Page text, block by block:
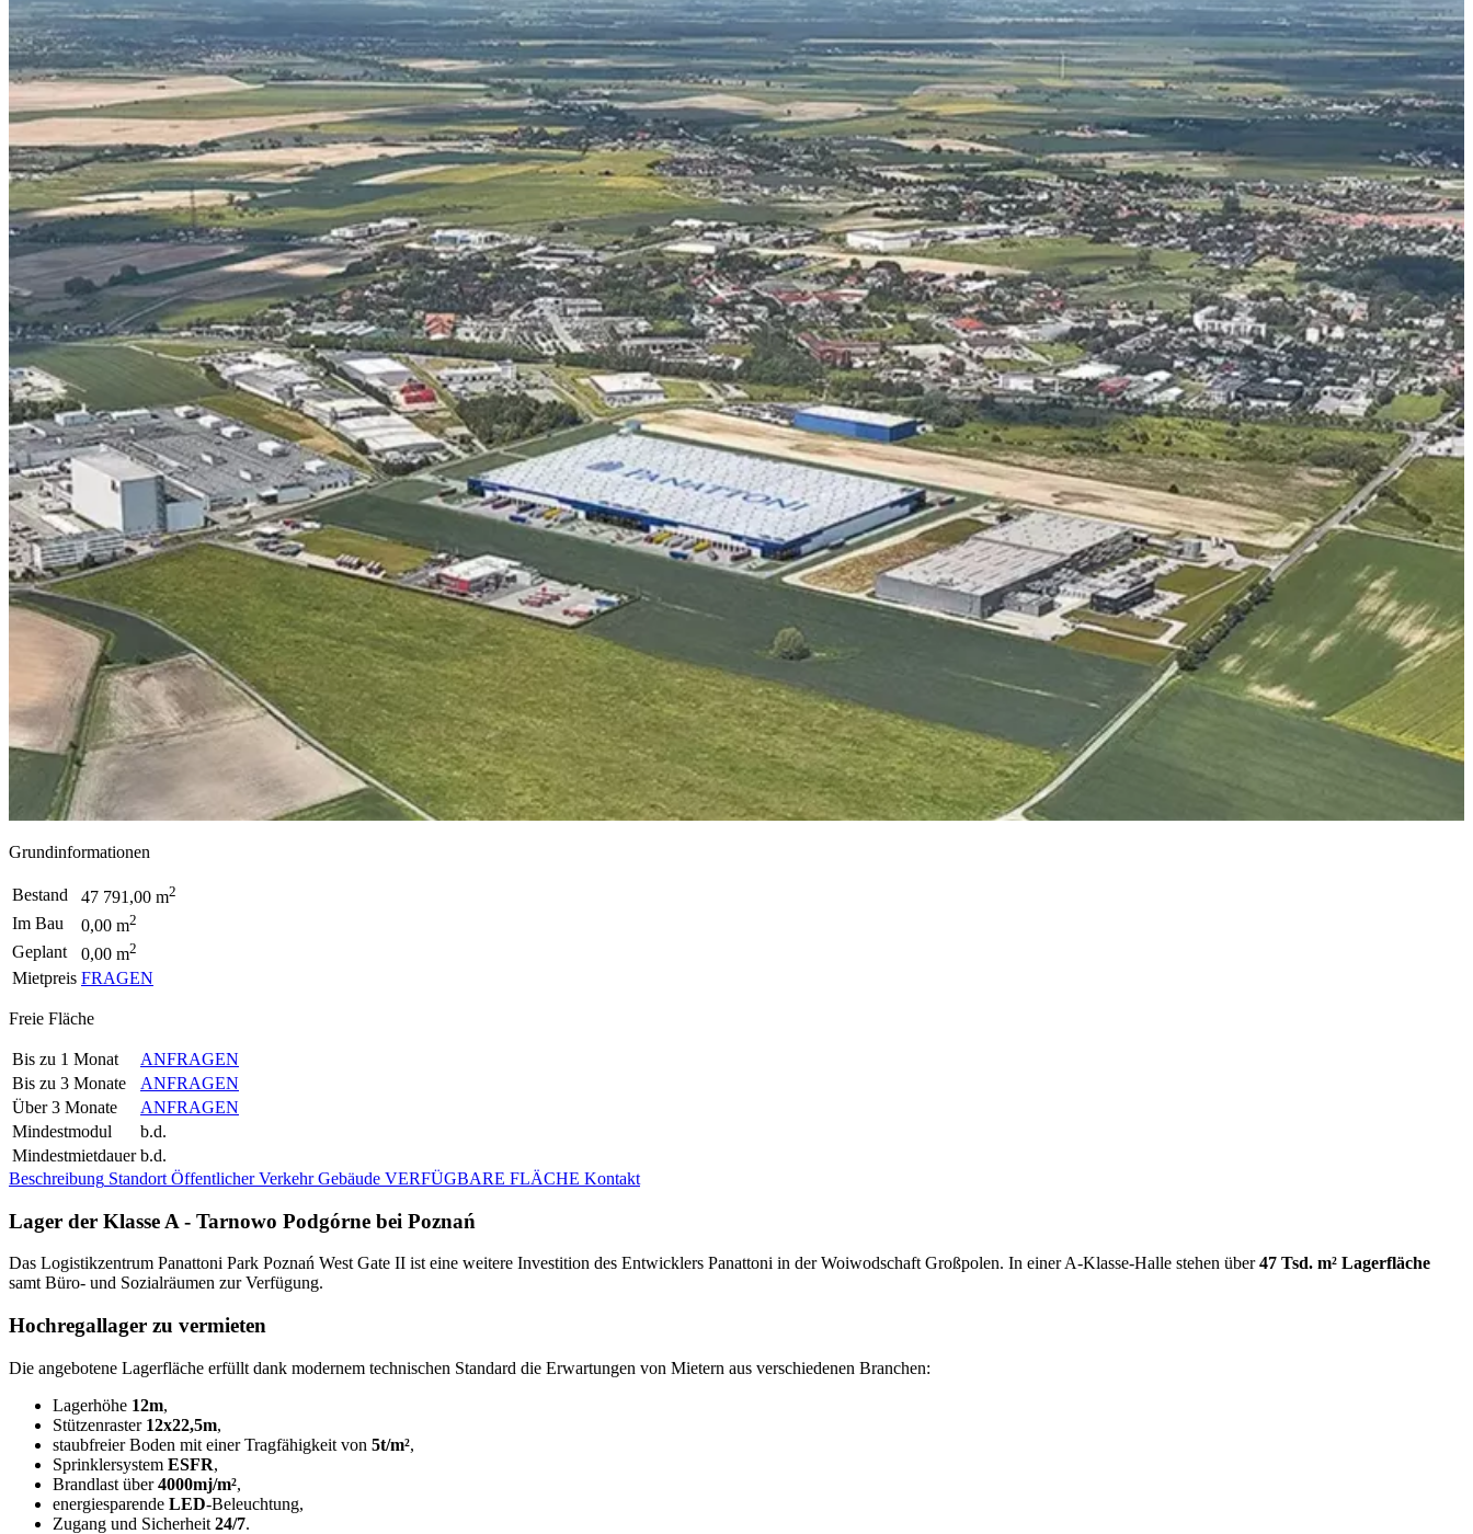
Grundinformationen
Bestand 47 791,00 m2
Im Bau 0,00 m2
Geplant 0,00 m2
Mietpreis FRAGEN
Freie Fläche
Bis zu 1 Monat
ANFRAGEN
Bis zu 3 Monate
ANFRAGEN
Über 3 Monate
ANFRAGEN
Mindestmodul
b.d.
Mindestmietdauer b.d.
Beschreibung Standort Öffentlicher Verkehr Gebäude VERFÜGBARE FLÄCHE Kontakt
Lager der Klasse A - Tarnowo Podgórne bei Poznań
Das Logistikzentrum Panattoni Park Poznań West Gate II ist eine weitere Investition des Entwicklers Panattoni in der Woiwodschaft Großpolen. In einer A-Klasse-Halle stehen über47 Tsd. m² Lagerfläche
samt Büro- und Sozialräumen zur Verfügung.
Hochregallager zu vermieten
Die angebotene Lagerfläche erfüllt dank modernem technischen Standard die Erwartungen von Mietern aus verschiedenen Branchen:
Lagerhöhe 12m,
Stützenraster 12x22,5m,
staubfreier Boden mit einer Tragfähigkeit von 5t/m²,
Sprinklersystem ESFR,
Brandlast über4000mj/m²,
energiesparende LED-Beleuchtung,
Zugang und Sicherheit 24/7.